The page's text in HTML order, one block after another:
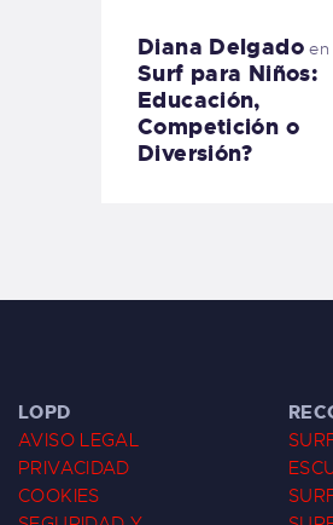
Diana Delgadoen
Surf para Niños:
Educación,
Competición o
Diversión?
LOPD
AVISO LEGAL
PRIVACIDAD
COOKIES